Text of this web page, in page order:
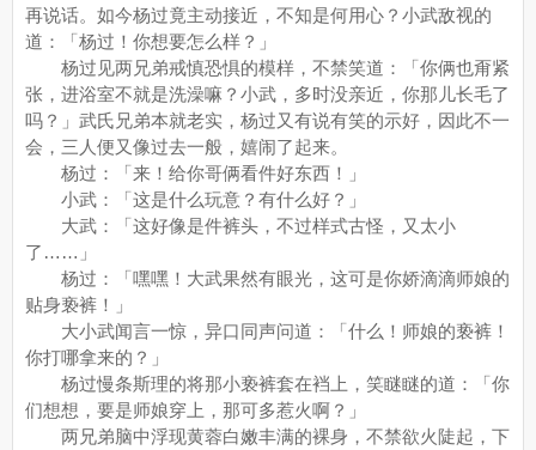
再说话。如今杨过竟主动接近，不知是何用心？小武敌视的
道：「杨过！你想要怎么样？」
杨过见两兄弟戒慎恐惧的模样，不禁笑道：「你俩也甭紧
张，进浴室不就是洗澡嘛？小武，多时没亲近，你那儿长毛了
吗？」武氏兄弟本就老实，杨过又有说有笑的示好，因此不一
会，三人便又像过去一般，嬉闹了起来。
杨过：「来！给你哥俩看件好东西！」
小武：「这是什么玩意？有什么好？」
大武：「这好像是件裤头，不过样式古怪，又太小
了……」
杨过：「嘿嘿！大武果然有眼光，这可是你娇滴滴师娘的
贴身亵裤！」
大小武闻言一惊，异口同声问道：「什么！师娘的亵裤！
你打哪拿来的？」
杨过慢条斯理的将那小亵裤套在裆上，笑瞇瞇的道：「你
们想想，要是师娘穿上，那可多惹火啊？」
两兄弟脑中浮现黄蓉白嫩丰满的裸身，不禁欲火陡起，下